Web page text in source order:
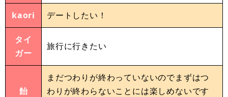
kaori デートしたい！
タイ
ガー
旅行に行きたい
飴
まだつわりが終わっていないのでまずはつ
わりが終わらないことには楽しめないです